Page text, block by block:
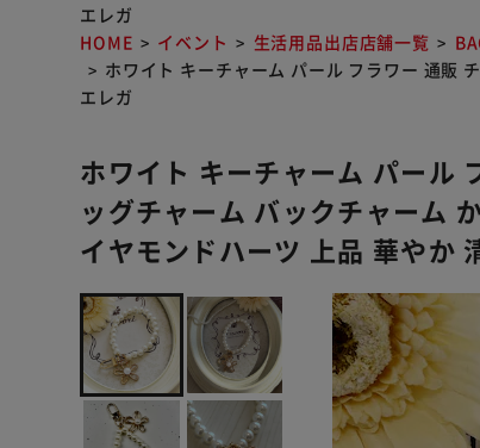
エレガ
HOME
イベント 生活用品出店店舗一覧
ホワイト キーチャーム パール フラワー 通販
エレガ
ホワイト キーチャーム パール
ッグチャーム バックチャーム
イヤモンドハーツ 上品 華やか